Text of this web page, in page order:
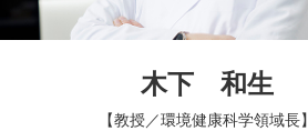
木下 和生
【教授／環境健康科学領域長】